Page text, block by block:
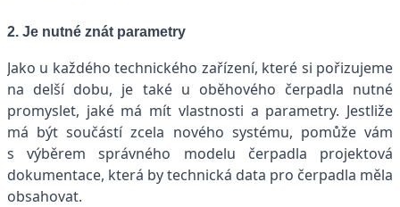
2. Je nutné znát parametry
Jako u každého technického zařízení, které si pořizujeme
na delší dobu, je také u oběhového čerpadla nutné
promyslet, jaké má mít vlastnosti a parametry. Jestliže
má být součástí zcela nového systému, pomůže vám
s výběrem správného modelu čerpadla projektová
dokumentace, která by technická data pro čerpadla měla
obsahovat.